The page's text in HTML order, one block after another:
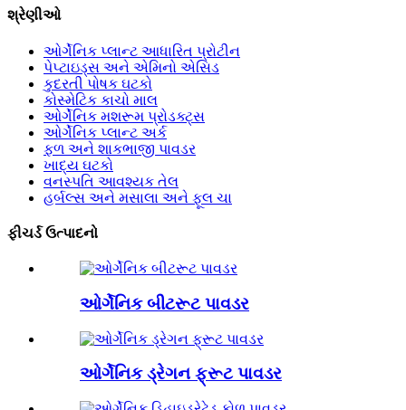
શ્રેણીઓ
ઓર્ગેનિક પ્લાન્ટ આધારિત પ્રોટીન
પેપ્ટાઇડ્સ અને એમિનો એસિડ
કુદરતી પોષક ઘટકો
કોસ્મેટિક કાચો માલ
ઓર્ગેનિક મશરૂમ પ્રોડક્ટ્સ
ઓર્ગેનિક પ્લાન્ટ અર્ક
ફળ અને શાકભાજી પાવડર
ખાદ્ય ઘટકો
વનસ્પતિ આવશ્યક તેલ
હર્બલ્સ અને મસાલા અને ફૂલ ચા
ફીચર્ડ ઉત્પાદનો
ઓર્ગેનિક બીટરૂટ પાવડર
ઓર્ગેનિક ડ્રેગન ફ્રૂટ પાવડર